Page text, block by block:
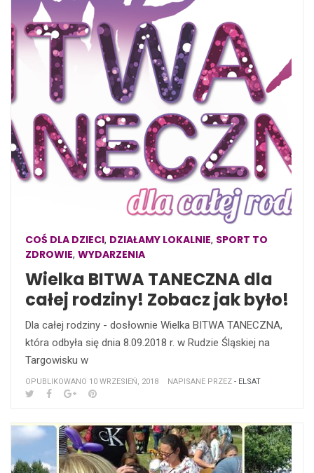
COŚ DLA DZIECI, DZIAŁAMY LOKALNIE, SPORT TO
ZDROWIE, WYDARZENIA
Wielka BITWA TANECZNA dla
całej rodziny! Zobacz jak było!
Dla całej rodziny - dosłownie Wielka BITWA TANECZNA,
która odbyła się dnia 8.09.2018 r. w Rudzie Śląskiej na
Targowisku w
OPUBLIKOWANO 10 WRZESIEŃ, 2018 NAPISANE PRZEZ - ELSAT